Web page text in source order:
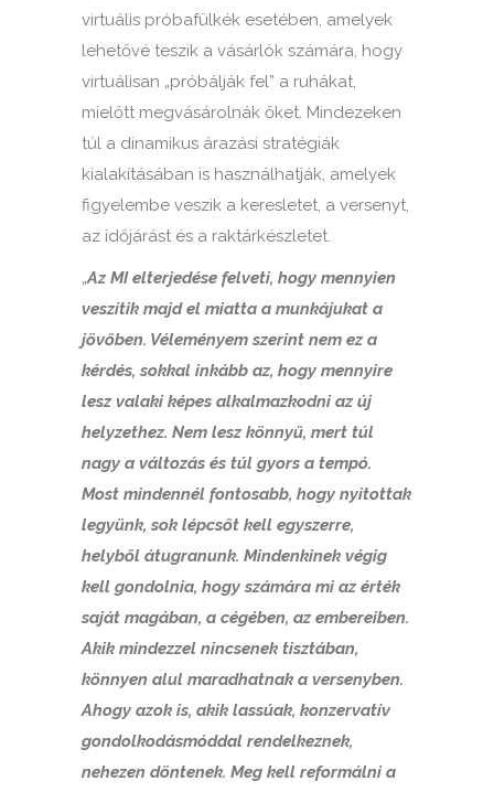
virtuális próbafülkék esetében, amelyek
lehetővé teszik a vásárlók számára, hogy
virtuálisan „próbálják fel” a ruhákat,
mielőtt megvásárolnák őket. Mindezeken
túl a dinamikus árazási stratégiák
kialakításában is használhatják, amelyek
figyelembe veszik a keresletet, a versenyt,
az időjárást és a raktárkészletet.
„Az MI elterjedése felveti, hogy mennyien
veszítik majd el miatta a munkájukat a
jövőben. Véleményem szerint nem ez a
kérdés, sokkal inkább az, hogy mennyire
lesz valaki képes alkalmazkodni az új
helyzethez. Nem lesz könnyű, mert túl
nagy a változás és túl gyors a tempó.
Most mindennél fontosabb, hogy nyitottak
legyünk, sok lépcsőt kell egyszerre,
helyből átugranunk. Mindenkinek végig
kell gondolnia, hogy számára mi az érték
saját magában, a cégében, az embereiben.
Akik mindezzel nincsenek tisztában,
könnyen alul maradhatnak a versenyben.
Ahogy azok is, akik lassúak, konzervatív
gondolkodásmóddal rendelkeznek,
nehezen döntenek. Meg kell reformálni a